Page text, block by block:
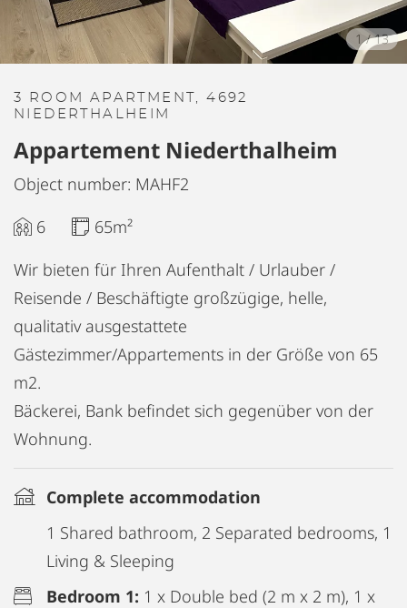
1/13
3 ROOM APARTMENT, 4692
NIEDERTHALHEIM
Appartement Niederthalheim
Object number: MAHF2
6
65m²
Wir bieten für Ihren Aufenthalt / Urlauber /
Reisende / Beschäftigte großzügige, helle,
qualitativ ausgestattete
Gästezimmer/Appartements in der Größe von 65
m2.
Bäckerei, Bank befindet sich gegenüber von der
Wohnung.
Complete accommodation
1 Shared bathroom, 2 Separated bedrooms, 1
Living & Sleeping
Bedroom 1: 1 x Double bed (2 m x 2 m), 1 x